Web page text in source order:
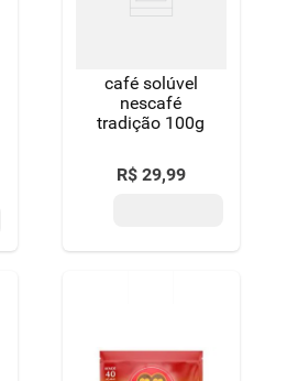
café solúvel
nescafé
tradição 100g
R$ 29,99